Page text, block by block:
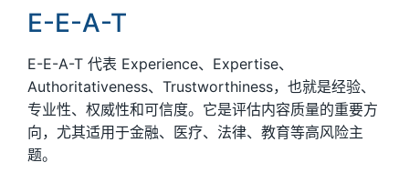
E-E-A-T
E-E-A-T 代表 Experience、Expertise、
Authoritativeness、Trustworthiness，也就是经验、
专业性、权威性和可信度。它是评估内容质量的重要方
向，尤其适用于金融、医疗、法律、教育等高风险主
题。